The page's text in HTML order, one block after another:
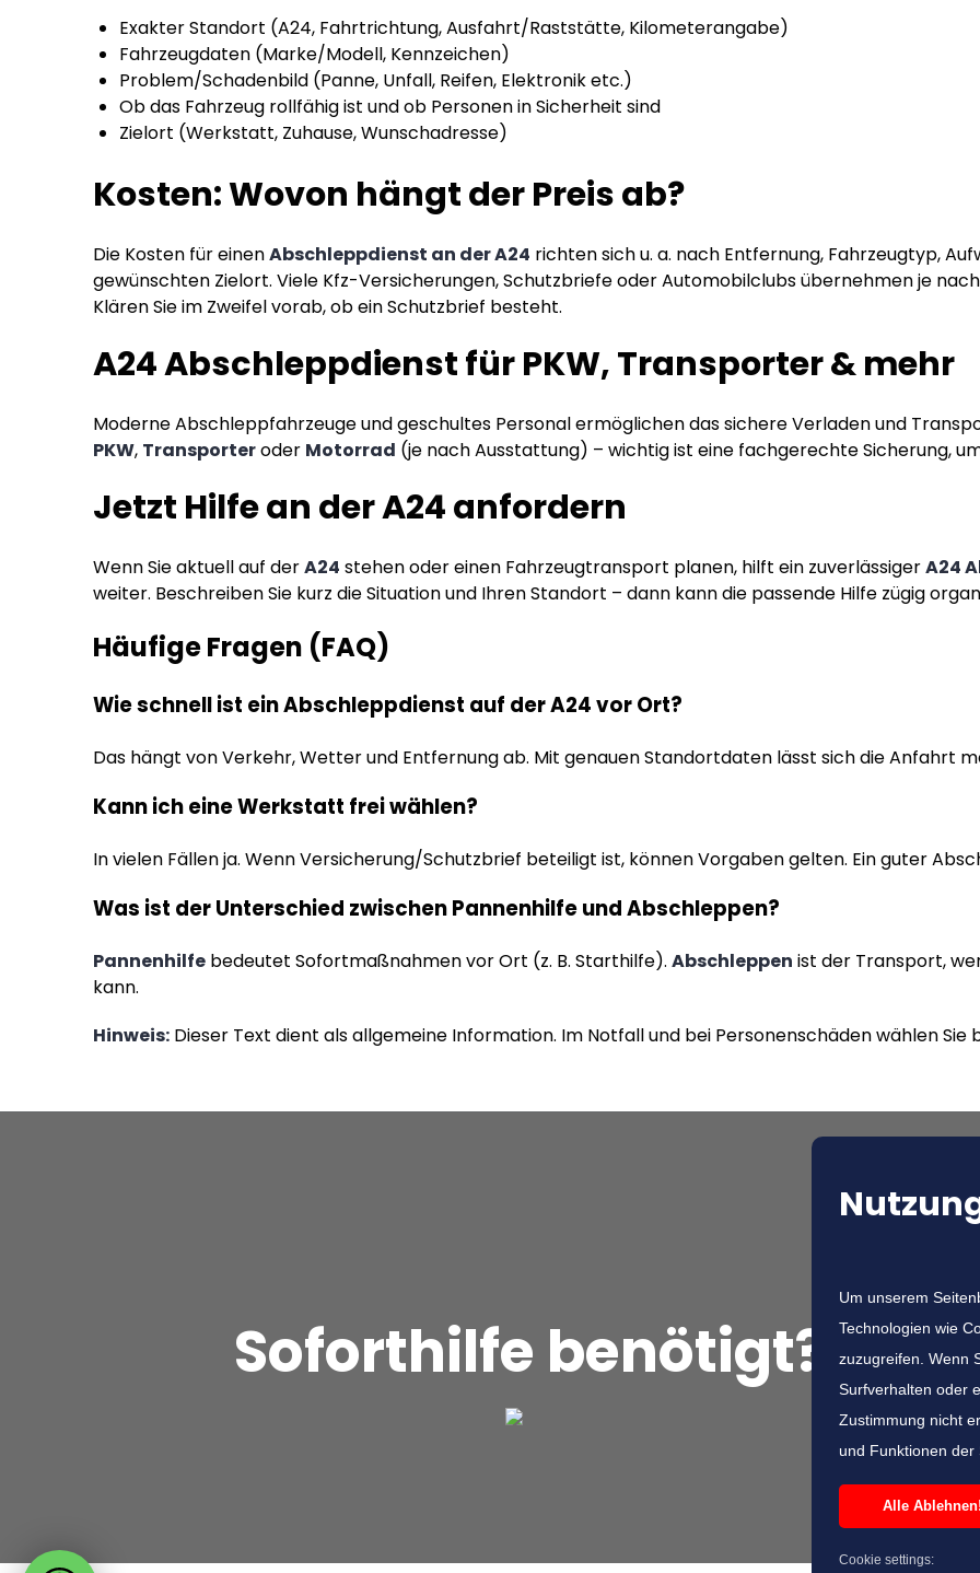
Um unserem
Technologien wie
zuzugreifen. Wenn
Surfverhalten oder
Zustimmung nicht
und Funktionen der
Alle Ablehnen!
Cookie settings:
Exakter Standort (A24, Fahrtrichtung, Ausfahrt/Raststätte, Kilometerangabe)
Fahrzeugdaten (Marke/Modell, Kennzeichen)
Problem/Schadenbild (Panne, Unfall, Reifen, Elektronik etc.)
Ob das Fahrzeug rollfähig ist und ob Personen in Sicherheit sind
Zielort (Werkstatt, Zuhause, Wunschadresse)
Kosten: Wovon hängt der Preis ab?
Die Kosten für einenAbschleppdienst an der A24 richten sich u. a. nach Entfernung, Fahrzeugtyp,
gewünschten Zielort. Viele Kfz-Versicherungen, Schutzbriefe oder Automobilclubs übernehmen je
Klären Sie im Zweifel vorab, ob ein Schutzbrief besteht.
A24 Abschleppdienst für PKW, Transporter & mehr
Moderne Abschleppfahrzeuge und geschultes Personal ermöglichen das sichere Verladen und
PKW, Transporteroder Motorrad (je nach Ausstattung) – wichtig ist eine fachgerechte Sicherung,
Jetzt Hilfe an der A24 anfordern
Wenn Sie aktuell auf derA24 stehen oder einen Fahrzeugtransport planen, hilft ein zuverlässigerA24
weiter. Beschreiben Sie kurz die Situation und Ihren Standort – dann kann die passende Hilfe zügig
Häufige Fragen (FAQ)
Wie schnell ist ein Abschleppdienst auf der A24 vor Ort?
Das hängt von Verkehr, Wetter und Entfernung ab. Mit genauen Standortdaten lässt sich die Anfahrt
Kann ich eine Werkstatt frei wählen?
In vielen Fällen ja. Wenn Versicherung/Schutzbrief beteiligt ist, können Vorgaben gelten. Ein guter
Was ist der Unterschied zwischen Pannenhilfe und Abschleppen?
Pannenhilfe bedeutet Sofortmaßnahmen vor Ort (z. B. Starthilfe).Abschleppen ist der Transport,
kann.
Hinweis: Dieser Text dient als allgemeine Information. Im Notfall und bei Personenschäden wählen Sie
Soforthilfe benötigt?